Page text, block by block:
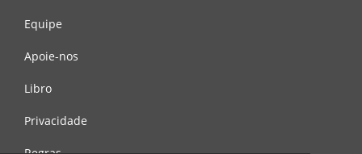
Equipe
Apoie-nos
Libro
Privacidade